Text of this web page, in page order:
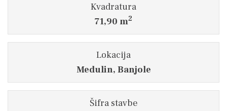
Kvadratura
71,90 m2
Lokacija
Medulin, Banjole
Šifra stavbe